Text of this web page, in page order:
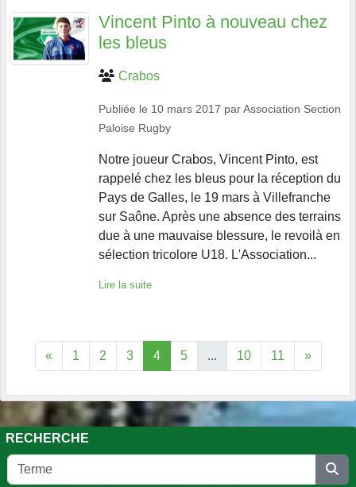
Vincent Pinto à nouveau chez
les bleus
Crabos
Publiée le 10 mars 2017 parAssociation Section
Paloise Rugby
Notre joueur Crabos, Vincent Pinto, est
rappelé chez les bleus pour la réception du
Pays de Galles, le 19 mars à Villefranche
sur Saône. Après une absence des terrains
due à une mauvaise blessure, le revoilà en
sélection tricolore U18. L'Association...
Lire la suite
« 1 2 3 4 5 ... 10 11 »
RECHERCHE